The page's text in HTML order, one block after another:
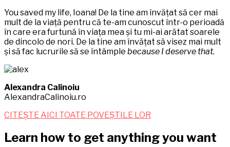
You saved my life, Ioana! De la tine am învățat să cer mai
mult de la viață pentru că te-am cunoscut într-o perioadă
în care era furtună în viața mea și tu mi-ai arătat soarele
de dincolo de nori. De la tine am învățat să visez mai mult
și să fac lucrurile să se întâmple because I deserve that.
Alexandra Calinoiu
AlexandraCalinoiu.ro
CITEȘTE AICI TOATE POVEȘTILE LOR
Learn how to get anything you want